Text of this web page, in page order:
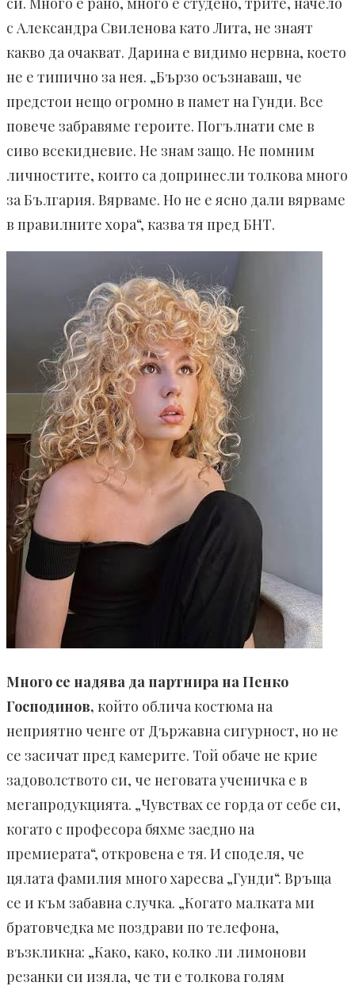
с Александра Свиленова като Лита, не знаят
какво да очакват. Дарина е видимо нервна, което
не е типично за нея. „Бързо осъзнаваш, че
предстои нещо огромно в памет на Гунди. Все
повече забравяме героите. Погълнати сме в
сиво всекидневие. Не знам защо. Не помним
личностите, които са допринесли толкова много
за България. Вярваме. Но не е ясно дали вярваме
в правилните хора“, казва тя пред БНТ.
Много се надява да партнира на Пенко
Господинов, който облича костюма на
неприятно ченге от Държавна сигурност, но не
се засичат пред камерите. Той обаче не крие
задоволството си, че неговата ученичка е в
мегапродукцията. „Чувствах се горда от себе си,
когато с професора бяхме заедно на
премиерата“, откровена е тя. И споделя, че
цялата фамилия много харесва „Гунди“. Връща
се и към забавна случка. „Когато малката ми
братовчедка ме поздрави по телефона,
възкликна: „Како, како, колко ли лимонови
резанки си изяла, че ти е толкова голям